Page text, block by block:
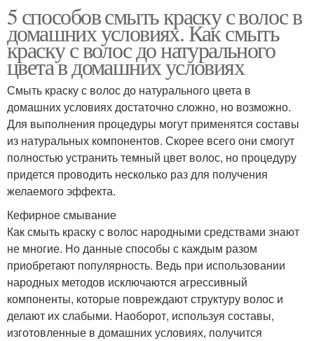
5 способов смыть краску с волос в
домашних условиях. Как смыть
краску с волос до натурального
цвета в домашних условиях
Смыть краску с волос до натурального цвета в
домашних условиях достаточно сложно, но возможно.
Для выполнения процедуры могут применятся составы
из натуральных компонентов. Скорее всего они смогут
полностью устранить темный цвет волос, но процедуру
придется проводить несколько раз для получения
желаемого эффекта.
Кефирное смывание
Как смыть краску с волос народными средствами знают
не многие. Но данные способы с каждым разом
приобретают популярность. Ведь при использовании
народных методов исключаются агрессивный
компоненты, которые повреждают структуру волос и
делают их слабыми. Наоборот, используя составы,
изготовленные в домашних условиях, получится